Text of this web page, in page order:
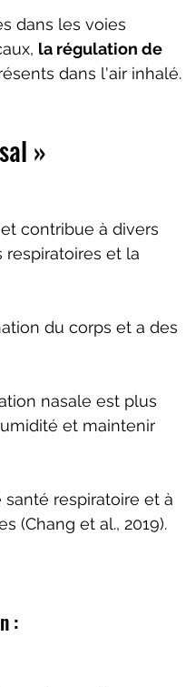
dans les voies
la régulation de
dans l'air inhalé.
»
contribue à divers
et la
du corps et a des
nasale est plus
et maintenir
respiratoire et à
(Chang et al., 2019).
: